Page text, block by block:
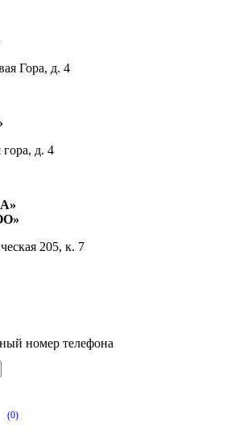
Гора, д. 4
гора, д. 4
205, к. 7
номер телефона
(0)